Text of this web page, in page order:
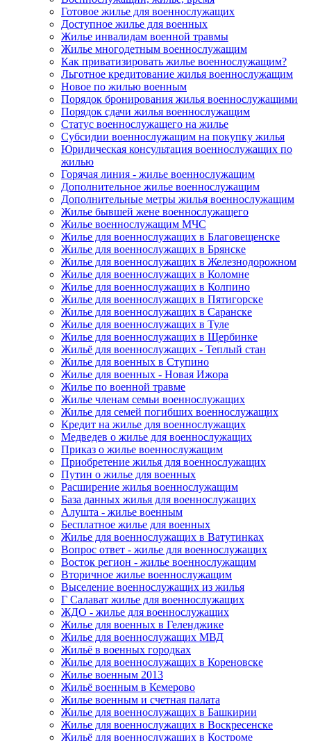
Готовое жилье для военнослужащих
Доступное жилье для военных
Жилье инвалидам военной травмы
Жилье многодетным военнослужащим
Как приватизировать жилье военнослужащим?
Льготное кредитование жилья военнослужащим
Новое по жилью военным
Порядок бронирования жилья военнослужащими
Порядок сдачи жилья военнослужащим
Статус военнослужащего на жилье
Субсидии военнослужащим на покупку жилья
Юридическая консультация военнослужащих по
жилью
Горячая линия - жилье военнослужащим
Дополнительное жилье военнослужащим
Дополнительные метры жилья военнослужащим
Жилье бывшей жене военнослужащего
Жилье военнослужащим МЧС
Жилье для военнослужащих в Благовещенске
Жилье для военнослужащих в Брянске
Жилье для военнослужащих в Железнодорожном
Жилье для военнослужащих в Коломне
Жилье для военнослужащих в Колпино
Жилье для военнослужащих в Пятигорске
Жилье для военнослужащих в Саранске
Жилье для военнослужащих в Туле
Жилье для военнослужащих в Щербинке
Жильё для военнослужащих - Теплый стан
Жилье для военных в Ступино
Жилье для военных - Новая Ижора
Жилье по военной травме
Жилье членам семьи военнослужащих
Жилье для семей погибших военнослужащих
Кредит на жилье для военнослужащих
Медведев о жилье для военнослужащих
Приказ о жилье военнослужащим
Приобретение жилья для военнослужащих
Путин о жилье для военных
Расширение жилья военнослужащим
База данных жилья для военнослужащих
Алушта - жилье военным
Бесплатное жилье для военных
Жилье для военнослужащих в Ватутинках
Вопрос ответ - жилье для военнослужащих
Восток регион - жилье военнослужащим
Вторичное жилье военнослужащим
Выселение военнослужащих из жилья
Г Салават жилье для военнослужащих
ЖДО - жилье для военнослужащих
Жилье для военных в Геленджике
Жилье для военнослужащих МВД
Жильё в военных городках
Жилье для военнослужащих в Кореновске
Жилье военным 2013
Жильё военным в Кемерово
Жилье военным и счетная палата
Жилье для военнослужащих в Башкирии
Жилье для военнослужащих в Воскресенске
Жильё для военнослужащих в Костроме